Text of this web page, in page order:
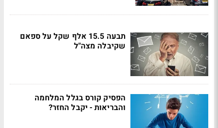
תבעה 15.5 אלף שקל על ספאם
שקיבלה מצה"ל
הפסיק קורס בגלל המלחמה
והבריאות - יקבל החזר?